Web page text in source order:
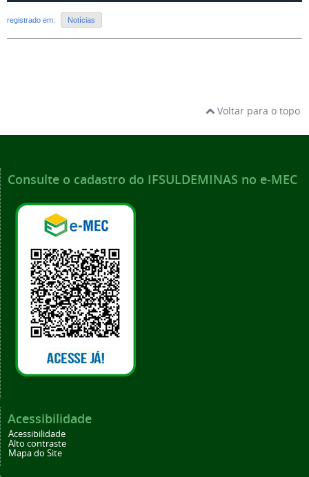
registrado em: Notícias
Voltar para o topo
Consulte o cadastro do IFSULDEMINAS no e-MEC
Acessibilidade
Acessibilidade
Alto contraste
Mapa do Site